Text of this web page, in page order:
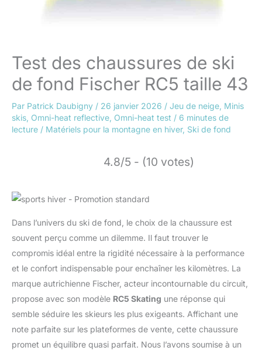
Test des chaussures de ski
de fond Fischer RC5 taille 43
Par Patrick Daubigny / 26 janvier 2026 / Jeu de neige Minis
skis Omni-heat reflective Omni-heat test / 6 minutes de
lecture / Matériels pour la montagne en hiver, Ski de fond
4.8/5 - (10 votes)
Dans l’univers du ski de fond, le choix de la chaussure est
souvent perçu comme un dilemme. Il faut trouver le
compromis idéal entre la rigidité nécessaire à la performance
et le confort indispensable pour enchaîner les kilomètres. La
marque autrichienne Fischer, acteur incontournable du circuit,
propose avec son modèle RC5 Skating une réponse qui
semble séduire les skieurs les plus exigeants. Affichant une
note parfaite sur les plateformes de vente, cette chaussure
promet un équilibre quasi parfait. Nous l’avons soumise à un